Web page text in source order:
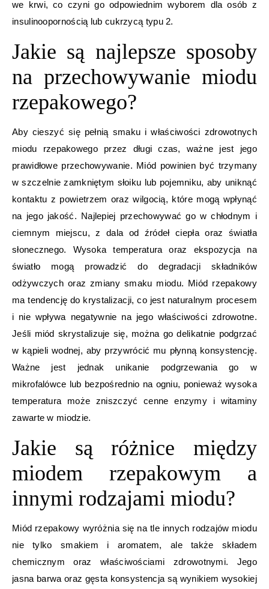
we krwi, co czyni go odpowiednim wyborem dla osób z
insulinoopornością lub cukrzycą typu 2.
Jakie są najlepsze sposoby
na przechowywanie miodu
rzepakowego?
Aby cieszyć się pełnią smaku i właściwości zdrowotnych
miodu rzepakowego przez długi czas, ważne jest jego
prawidłowe przechowywanie. Miód powinien być trzymany
w szczelnie zamkniętym słoiku lub pojemniku, aby uniknąć
kontaktu z powietrzem oraz wilgocią, które mogą wpłynąć
na jego jakość. Najlepiej przechowywać go w chłodnym i
ciemnym miejscu, z dala od źródeł ciepła oraz światła
słonecznego. Wysoka temperatura oraz ekspozycja na
światło mogą prowadzić do degradacji składników
odżywczych oraz zmiany smaku miodu. Miód rzepakowy
ma tendencję do krystalizacji, co jest naturalnym procesem
i nie wpływa negatywnie na jego właściwości zdrowotne.
Jeśli miód skrystalizuje się, można go delikatnie podgrzać
w kąpieli wodnej, aby przywrócić mu płynną konsystencję.
Ważne jest jednak unikanie podgrzewania go w
mikrofalówce lub bezpośrednio na ogniu, ponieważ wysoka
temperatura może zniszczyć cenne enzymy i witaminy
zawarte w miodzie.
Jakie są różnice między
miodem rzepakowym a
innymi rodzajami miodu?
Miód rzepakowy wyróżnia się na tle innych rodzajów miodu
nie tylko smakiem i aromatem, ale także składem
chemicznym oraz właściwościami zdrowotnymi. Jego
jasna barwa oraz gęsta konsystencja są wynikiem wysokiej